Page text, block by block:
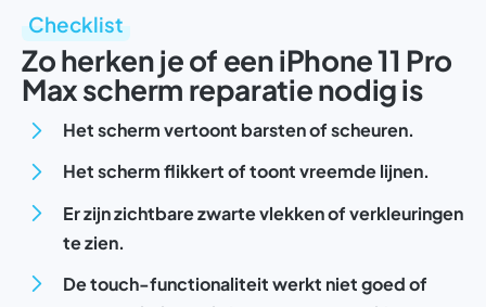
Checklist
Zo herken je of een iPhone 11 Pro
Max scherm reparatie nodig is
Het scherm vertoont barsten of scheuren.
Het scherm flikkert of toont vreemde lijnen.
Er zijn zichtbare zwarte vlekken of verkleuringen
te zien.
De touch-functionaliteit werkt niet goed of